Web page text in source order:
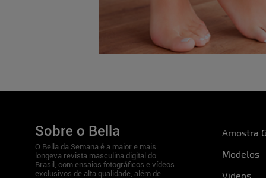
Descreva-se em três palavras:
intercâmbio.
Quando o assunto é futebol, torce para
Sobre o Bella
O Bella da Semana é a maior e mais
longeva revista masculina digital do
Brasil, com ensaios fotográficos e vídeos
exclusivos de alta qualidade, além de
Amostra
Modelos
Videos